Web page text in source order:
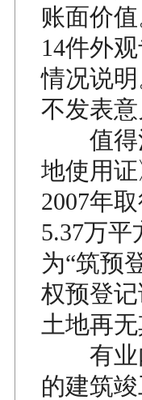
账面价
14件外
情况说
不发表
值得注
地使用
2007年
5.37万
为“筑预
权预登
土地再无
有业内
的建筑